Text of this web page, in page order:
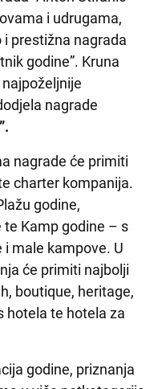
i udrugama,
i prestižna nagrada
godine”. Kruna
nagrade
nagrade će primiti
charter kompanija.
godine,
Kamp godine – s
male kampove. U
će primiti najbolji
boutique, heritage,
hotela te hotela za
godine, priznanja